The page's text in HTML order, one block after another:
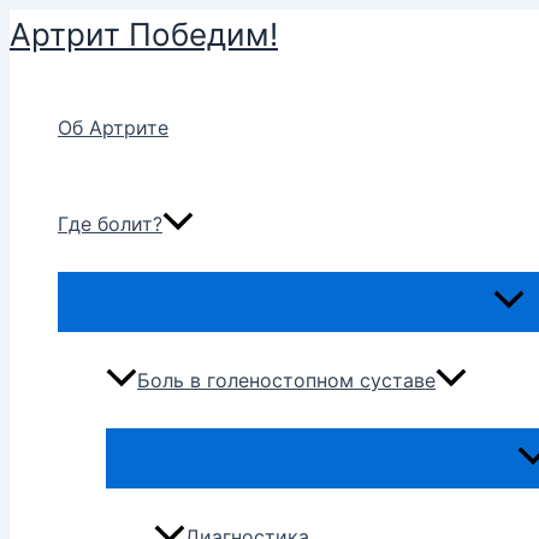
Перейти
к
Артрит Победим!
Об Артрите
Где болит?
Боль в голеностопном суставе